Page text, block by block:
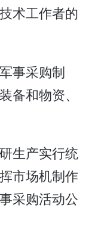
术工作者的
事采购制
备和物资、
生产实行统
市场机制作
采购活动公